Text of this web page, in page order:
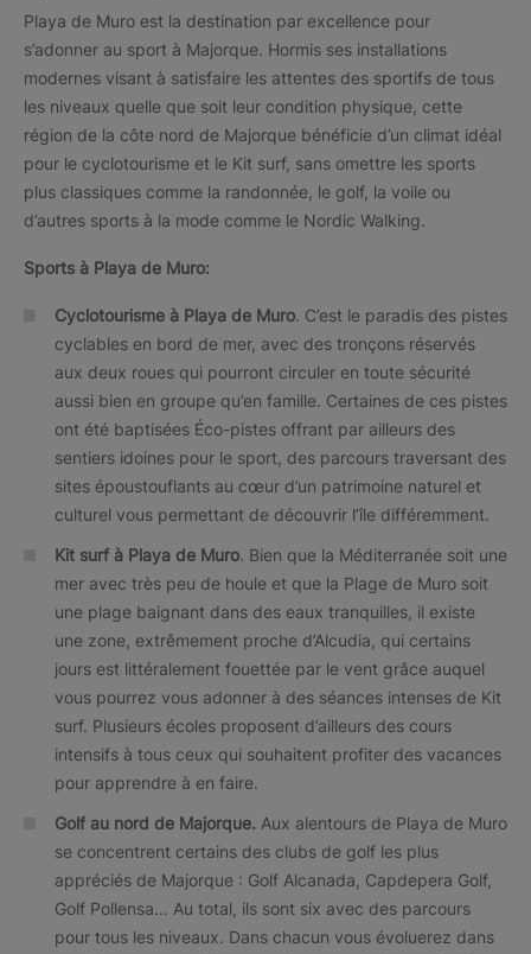
Playa de Muro est la destination par excellence pour
s’adonner au sport à Majorque. Hormis ses installations
modernes visant à satisfaire les attentes des sportifs de tous
les niveaux quelle que soit leur condition physique, cette
région de la côte nord de Majorque bénéficie d’un climat idéal
pour le cyclotourisme et le Kit surf, sans omettre les sports
plus classiques comme la randonnée, le golf, la voile ou
d’autres sports à la mode comme le Nordic Walking.
Sports à Playa de Muro:
Cyclotourisme à Playa de Muro. C’est le paradis des pistes
cyclables en bord de mer, avec des tronçons réservés
aux deux roues qui pourront circuler en toute sécurité
aussi bien en groupe qu’en famille. Certaines de ces pistes
ont été baptisées Éco-pistes offrant par ailleurs des
sentiers idoines pour le sport, des parcours traversant des
sites époustouflants au cœur d’un patrimoine naturel et
culturel vous permettant de découvrir l’île différemment.
Kit surf à Playa de Muro. Bien que la Méditerranée soit une
mer avec très peu de houle et que la Plage de Muro soit
une plage baignant dans des eaux tranquilles, il existe
une zone, extrêmement proche d’Alcudia, qui certains
jours est littéralement fouettée par le vent grâce auquel
vous pourrez vous adonner à des séances intenses de Kit
surf. Plusieurs écoles proposent d’ailleurs des cours
intensifs à tous ceux qui souhaitent profiter des vacances
pour apprendre à en faire.
Golf au nord de Majorque. Aux alentours de Playa de Muro
se concentrent certains des clubs de golf les plus
appréciés de Majorque : Golf Alcanada, Capdepera Golf,
Golf Pollensa… Au total, ils sont six avec des parcours
pour tous les niveaux. Dans chacun vous évoluerez dans